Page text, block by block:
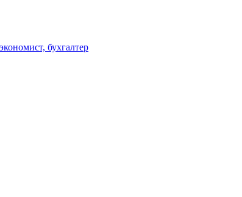
бухгалтер